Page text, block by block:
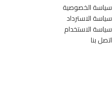
سياسة الخصوصية
سياسة الاسترداد
سياسة الاستخدام
اتصل بنا